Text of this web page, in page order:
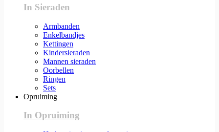
In Sieraden
Armbanden
Enkelbandjes
Kettingen
Kindersieraden
Mannen sieraden
Oorbellen
Ringen
Sets
Opruiming
In Opruiming